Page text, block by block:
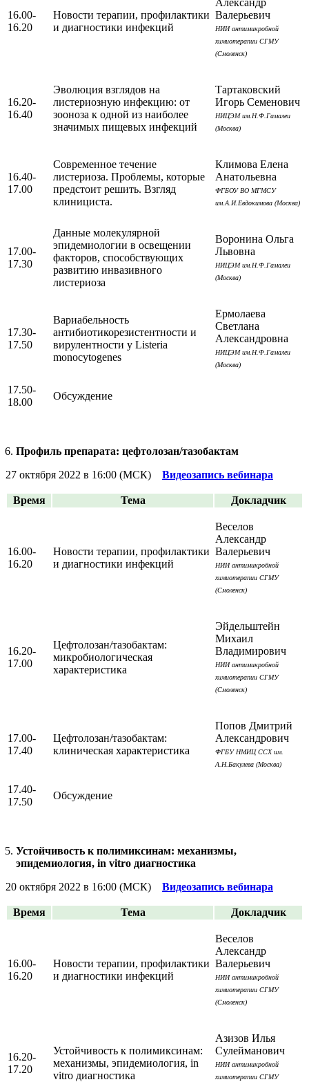
16.00-
16.20
Новости терапии, профилактики
и диагностики инфекций
Валерьевич
НИИ антимикробной
химиотерапии СГМУ
(Смоленск)
16.20-
16.40
Эволюция взглядов на
листериозную инфекцию: от
зооноза к одной из наиболее
значимых пищевых инфекций
Тартаковский
Игорь Семенович
НИЦЭМ им.Н.Ф.Гамалеи
(Москва)
16.40-
17.00
Современное течение
листериоза. Проблемы, которые
предстоит решить. Взгляд
клинициста.
Климова Елена
Анатольевна
ФГБОУ ВО МГМСУ
им.А.И.Евдокимова (Москва)
17.00-
17.30
Данные молекулярной
эпидемиологии в освещении
факторов, способствующих
развитию инвазивного
листериоза
Воронина Ольга
Львовна
НИЦЭМ им.Н.Ф.Гамалеи
(Москва)
17.30-
17.50
Вариабельность
антибиотикорезистентности и
вирулентности у Listeria
monocytogenes
Ермолаева
Светлана
Александровна
НИЦЭМ им.Н.Ф.Гамалеи
(Москва)
17.50-
18.00
Обсуждение
Профиль препарата: цефтолозан/тазобактам
27 октября 2022 в 16:00 (МСК) Видеозапись вебинара
Время Тема Докладчик
16.00-
16.20
Новости терапии, профилактики
и диагностики инфекций
Веселов
Александр
Валерьевич
НИИ антимикробной
химиотерапии СГМУ
(Смоленск)
16.20-
17.00
Цефтолозан/тазобактам:
микробиологическая
характеристика
Эйдельштейн
Михаил
Владимирович
НИИ антимикробной
химиотерапии СГМУ
(Смоленск)
17.00-
17.40
Цефтолозан/тазобактам:
клиническая характеристика
Попов Дмитрий
Александрович
ФГБУ НМИЦ ССХ им.
А.Н.Бакулева (Москва)
17.40-
17.50
Обсуждение
Устойчивость к полимиксинам: механизмы,
эпидемиология, in vitro диагностика
20 октября 2022 в 16:00 (МСК) Видеозапись вебинара
Время Тема Докладчик
16.00-
16.20
Новости терапии, профилактики
и диагностики инфекций
Веселов
Александр
Валерьевич
НИИ антимикробной
химиотерапии СГМУ
(Смоленск)
16.20-
17.20
Устойчивость к полимиксинам:
механизмы, эпидемиология, in
vitro диагностика
Азизов Илья
Сулейманович
НИИ антимикробной
химиотерапии СГМУ